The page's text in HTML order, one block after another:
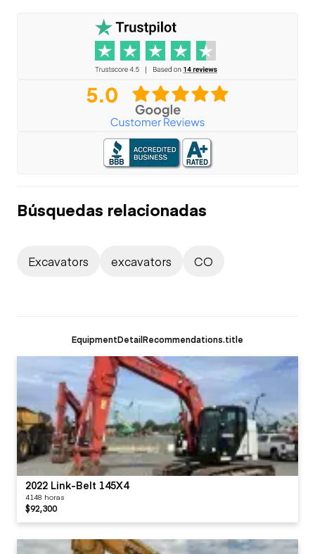
Búsquedas relacionadas
Excavators excavators CO
EquipmentDetailRecommendations.title
2022 Link-Belt 145X4
4148 horas
$92,300